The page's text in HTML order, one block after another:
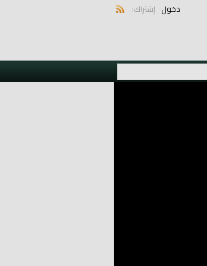
دخول إشتراك: